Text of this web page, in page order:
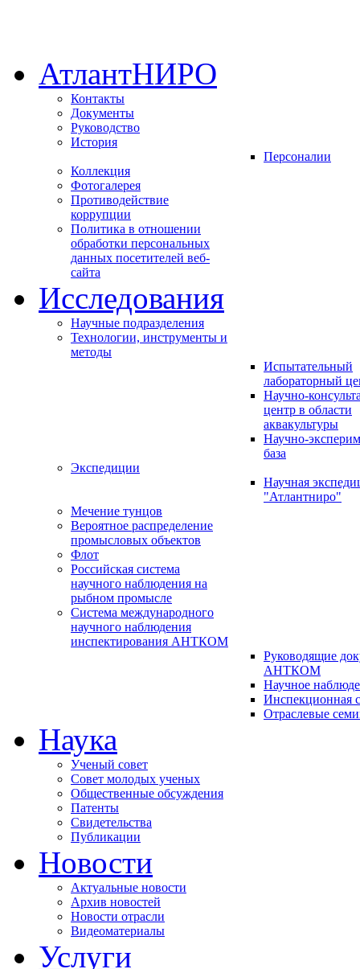
АтлантНИРО
Контакты
Документы
Руководство
История
Персоналии
Коллекция
Фотогалерея
Противодействие
коррупции
Политика в отношении
обработки персональных
данных посетителей веб-
сайта
Исследования
Научные подразделения
Технологии, инструменты и
методы
Испытательный
лабораторный
Научно-
центр в области
аквакультуры
Научно-
база
Экспедиции
Научная
"Атлантниро"
Мечение тунцов
Вероятное распределение
промысловых объектов
Флот
Российская система
научного наблюдения на
рыбном промысле
Система международного
научного наблюдения
инспектирования АНТКОМ
Руководящие
АНТКОМ
Научное
Инспекционная
Отраслевые
Наука
Ученый совет
Совет молодых ученых
Общественные обсуждения
Патенты
Свидетельства
Публикации
Новости
Актуальные новости
Архив новостей
Новости отрасли
Видеоматериалы
Услуги